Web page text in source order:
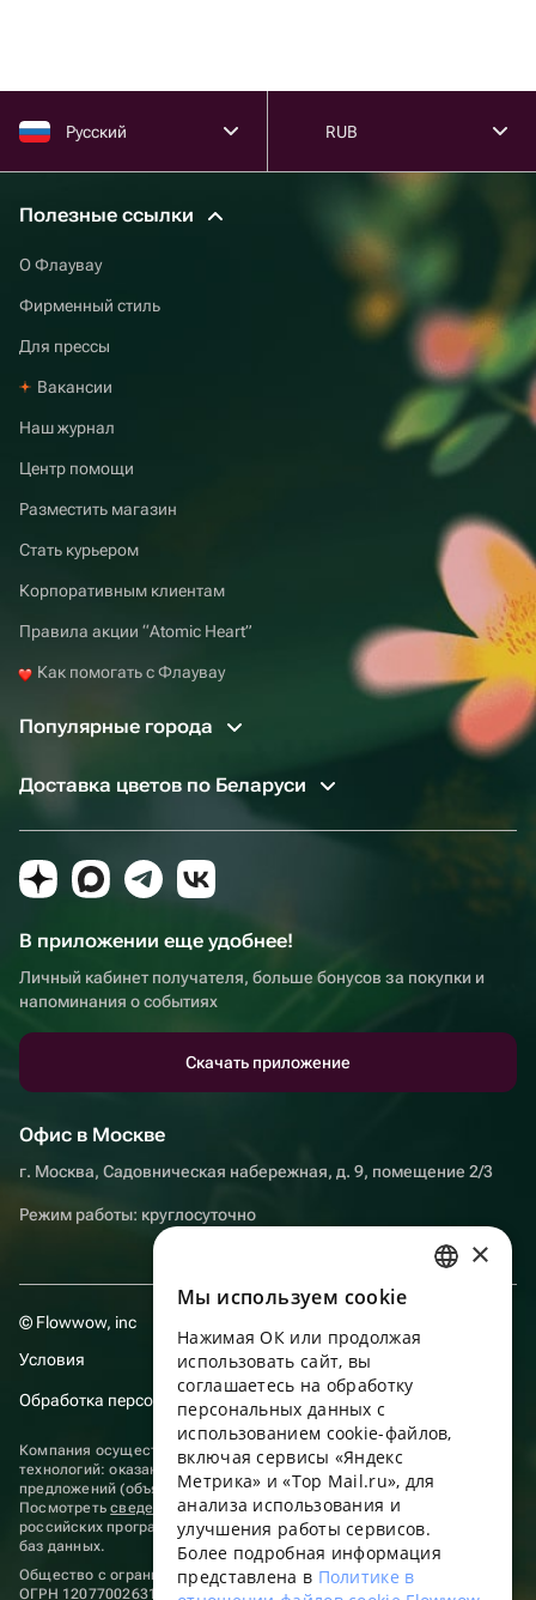
Русский RUB
Полезные ссылки
О Флаувау
Фирменный стиль
Для прессы
Вакансии
Наш журнал
Центр помощи
Разместить магазин
Стать курьером
Корпоративным клиентам
Правила акции “Atomic Heart”
Как помогать с Флаувау
Популярные города
Доставка цветов по Беларуси
В приложении еще удобнее!
Личный кабинет получателя, больше бонусов за покупки и
напоминания о событиях
Скачать приложение
Офис в Москве
г. Москва, Садовническая набережная, д. 9, помещение 2/3
Режим работы: круглосуточно
© Flowwow, inc
Условия
Обработка персональных данных
Компания осуществляет деятельность в области информационных
технологий: оказание услуг в сети “Интернет” по размещению
предложений (объявлений) продавцов о реализации товаров.
Посмотретьсведения о программах, включенных в реестр
российских программ для электронных вычислительных машин и
баз данных.
Общество с ограниченной ответственностью «ФЛАУВАУ»
ОГРН 1207700263198, ИНН 9702020445
ENGLISH
UKRAINIAN
PORTUGUESE
FRENCH
×
Мы используем сookie
Нажимая ОК или продолжая
использовать сайт, вы
соглашаетесь на обработку
персональных данных с
использованием cookie-файлов,
включая сервисы «Яндекс
Метрика» и «Top Mail.ru», для
анализа использования и
улучшения работы сервисов.
Более подробная информация
представлена в Политике в